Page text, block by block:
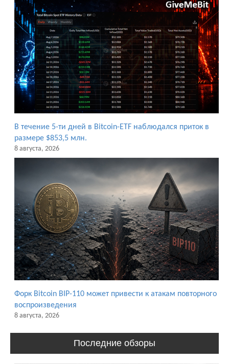
В течение 5-ти дней в Bitcoin-ETF наблюдался приток в
размере $853,5 млн.
8 августа, 2026
Форк Bitcoin BIP-110 может привести к атакам повторного
воспроизведения
8 августа, 2026
Последние обзоры